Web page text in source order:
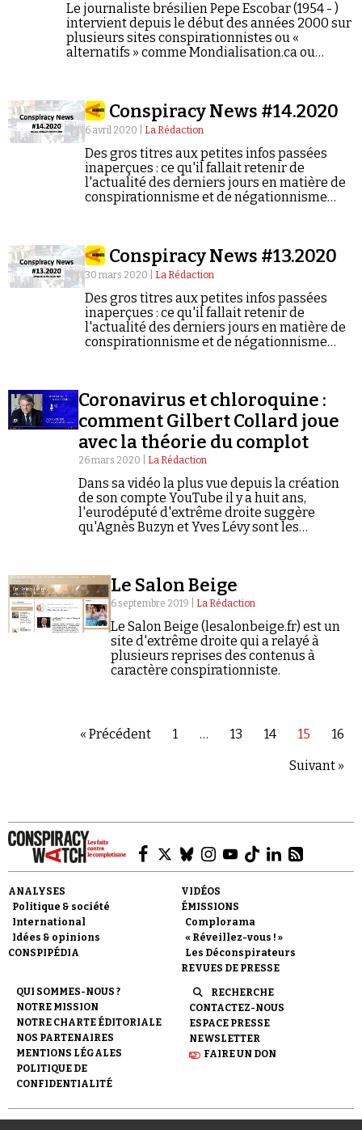
Le journaliste brésilien Pepe Escobar (1954 - )
intervient depuis le début des années 2000 sur
plusieurs sites conspirationnistes ou «
alternatifs » comme Mondialisation.ca ou
Conspiracy News #14.2020
6 avril 2020 | La Rédaction
Des gros titres aux petites infos passées
inaperçues : ce qu'il fallait retenir de
l'actualité des derniers jours en matière de
conspirationnisme et de négationnisme
Conspiracy News #13.2020
30 mars 2020 | La Rédaction
Des gros titres aux petites infos passées
inaperçues : ce qu'il fallait retenir de
l'actualité des derniers jours en matière de
conspirationnisme et de négationnisme
Coronavirus et chloroquine :
comment Gilbert Collard joue
avec la théorie du complot
26 mars 2020 | La Rédaction
Dans sa vidéo la plus vue depuis la création
de son compte YouTube il y a huit ans,
l'eurodéputé d'extrême droite suggère
qu'Agnès Buzyn et Yves Lévy sont les
Le Salon Beige
6 septembre 2019 | La Rédaction
Le Salon Beige (lesalonbeige.fr) est un
site d'extrême droite qui a relayé à
plusieurs reprises des contenus à
caractère conspirationniste.
« Précédent 1 … 13 14 15 16
Suivant »
ANALYSES
Politique & société
International
Idées & opinions
CONSPIPÉDIA
VIDÉOS
ÉMISSIONS
Complorama
« Réveillez-vous ! »
Les Déconspirateurs
REVUES DE PRESSE
QUI SOMMES-NOUS ?
NOTRE MISSION
NOTRE CHARTE ÉDITORIALE
NOS PARTENAIRES
MENTIONS LÉGALES
POLITIQUE DE
CONFIDENTIALITÉ
RECHERCHE
CONTACTEZ-NOUS
ESPACE PRESSE
NEWSLETTER
FAIRE UN DON